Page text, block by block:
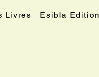
Livres Esibla Edition